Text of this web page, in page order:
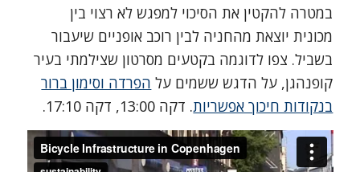
במטרה להקטין את הסיכוי למפגש לא רצוי בין
מכונית יוצאת מהחניה לבין רוכב אופניים שיעבור
בשביל. צפו לדוגמה בקטעים מסרטון שצילמתי בעיר
קופנהגן, על הדגש ששמים על הפרדה וסימון ברור
בנקודות חיכוך אפשריות. דקה 13:00, דקה 17:10.